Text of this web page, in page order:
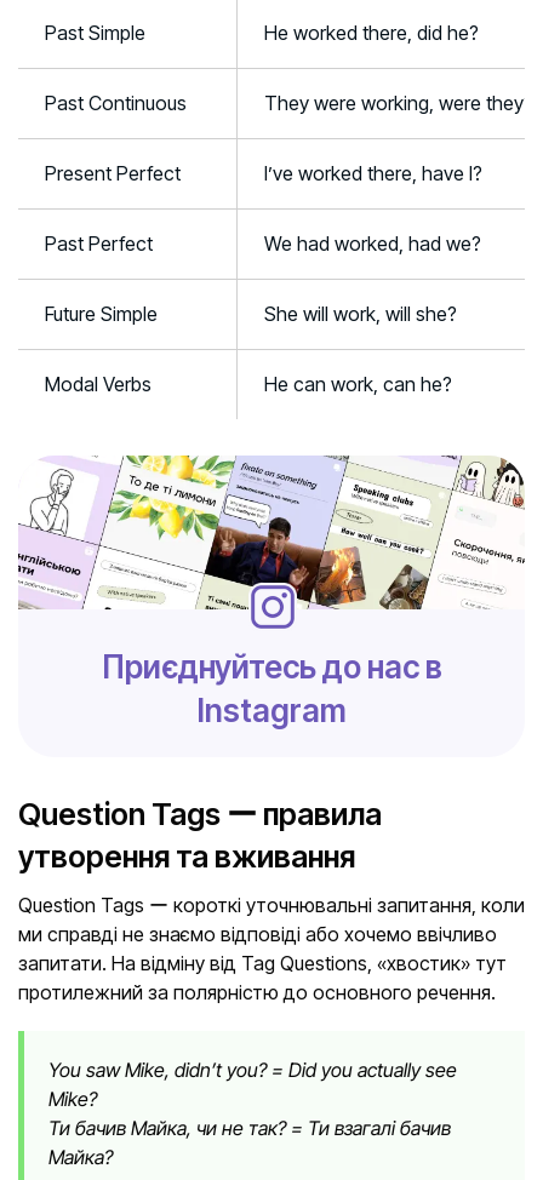
Past Simple He worked there, did he?
Past Continuous They were working, were they?
Present Perfect I’ve worked there, have I?
Past Perfect We had worked, had we?
Future Simple She will work, will she?
Modal Verbs He can work, can he?
Приєднуйтесь до нас в
Instagram
Question Tags ー правила
утворення та вживання
Question Tags ー короткі уточнювальні запитання, коли
ми справді не знаємо відповіді або хочемо ввічливо
запитати. На відміну від Tag Questions, «хвостик» тут
протилежний за полярністю до основного речення.
You saw Mike, didn’t you? = Did you actually see
Mike?
Ти бачив Майка, чи не так? = Ти взагалі бачив
Майка?